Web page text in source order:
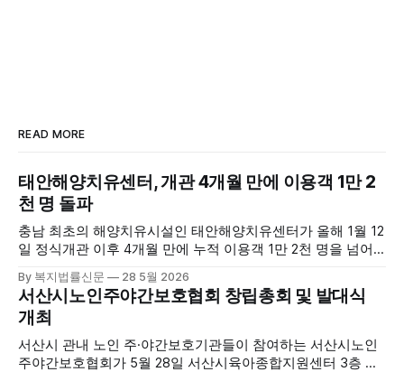
READ MORE
태안해양치유센터, 개관 4개월 만에 이용객 1만 2
천 명 돌파
충남 최초의 해양치유시설인 태안해양치유센터가 올해 1월 12
일 정식개관 이후 4개월 만에 누적 이용객 1만 2천 명을 넘어
양자원을 활용한 맞춤형 프로그램과 차별화된 웰니스 콘텐츠
를 선보이며 관광객과 군민의 발길을 끌고 있다. 센터는 염지
하수, 피트 등 태안의 청정 해양자원을 활용해 몸과 마음의 회
복을 돕는 다양한 프로그램을 운영하고
By 복지법률신문 28 5월 2026
서산시노인주야간보호협회 창립총회 및 발대식
개최
서산시 관내 노인 주·야간보호기관들이 참여하는 서산시노인
주야간보호협회가 5월 28일 서산시육아종합지원센터 3층 공